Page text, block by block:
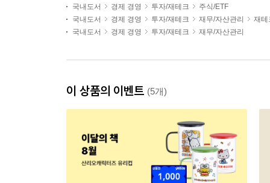
국내도서
경제 경영 투자/재테크
주식/ETF
국내도서
경제 경영 투자/재테크 재무/자산관리
재테
국내도서
경제 경영 투자/재테크 재무/자산관리
이 상품의 이벤트 (5개)